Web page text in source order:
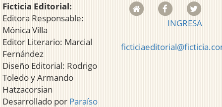
Ficticia Editorial:
Editora Responsable:
Mónica Villa
Editor Literario: Marcial
Fernández
Diseño Editorial: Rodrigo
Toledo y Armando
Hatzacorsian
Desarrollado por Paraíso
INGRESA